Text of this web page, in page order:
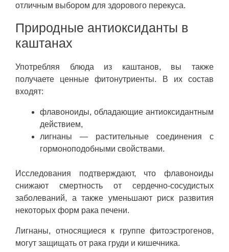
отличным выбором для здорового перекуса.
Природные антиоксиданты в
каштанах
Употребляя блюда из каштанов, вы также
получаете ценные фитонутриенты. В их состав
входят:
флавоноиды, обладающие антиоксидантным
действием,
лигнаны — растительные соединения с
гормоноподобными свойствами.
Исследования подтверждают, что флавоноиды
снижают смертность от сердечно-сосудистых
заболеваний, а также уменьшают риск развития
некоторых форм рака печени.
Лигнаны, относящиеся к группе фитоэстрогенов,
могут защищать от рака груди и кишечника.